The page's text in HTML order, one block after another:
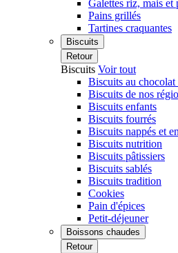
Galettes riz, mais et
Pains grillés
Tartines craquantes
Biscuits
Retour
Biscuits Voir tout
Biscuits au
Biscuits de nos
Biscuits enfants
Biscuits fourrés
Biscuits nappés et
Biscuits nutrition
Biscuits pâtissiers
Biscuits sablés
Biscuits tradition
Cookies
Pain d'épices
Petit-déjeuner
Boissons chaudes
Retour